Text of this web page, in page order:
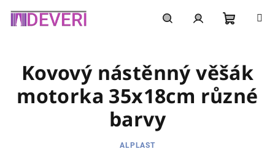
košík
Kovový nástěnný věšák
motorka 35x18cm různé
barvy
ALPLAST